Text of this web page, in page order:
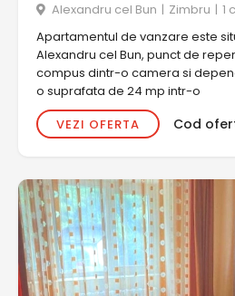
Alexandru cel Bun | Zimbru | 1
Apartamentul de vanzare este
Alexandru cel Bun, punct de
compus dintr-o camera si
o suprafata de 24 mp intr-o
VEZI OFERTA
Cod